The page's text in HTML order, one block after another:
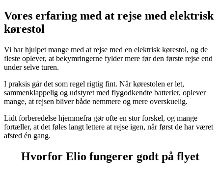
Vores erfaring med at rejse med elektrisk
kørestol
Vi har hjulpet mange med at rejse med en elektrisk kørestol, og de
fleste oplever, at bekymringerne fylder mere før den første rejse end
under selve turen.
I praksis går det som regel rigtig fint. Når kørestolen er let,
sammenklappelig og udstyret med flygodkendte batterier, oplever
mange, at rejsen bliver både nemmere og mere overskuelig.
Lidt forberedelse hjemmefra gør ofte en stor forskel, og mange
fortæller, at det føles langt lettere at rejse igen, når først de har været
afsted én gang.
Hvorfor Elio fungerer godt på flyet